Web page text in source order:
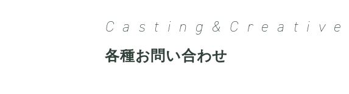
Casting&Creative
各種お問い合わせ